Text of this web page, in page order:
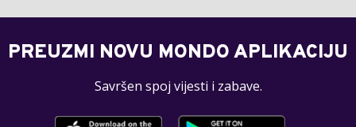
PREUZMI NOVU MONDO APLIKACIJU
Savršen spoj vijesti i zabave.